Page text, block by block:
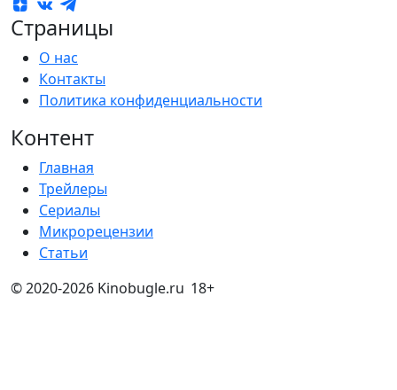
Страницы
О нас
Контакты
Политика конфиденциальности
Контент
Главная
Трейлеры
Сериалы
Микрорецензии
Статьи
© 2020-2026 Kinobugle.ru 18+